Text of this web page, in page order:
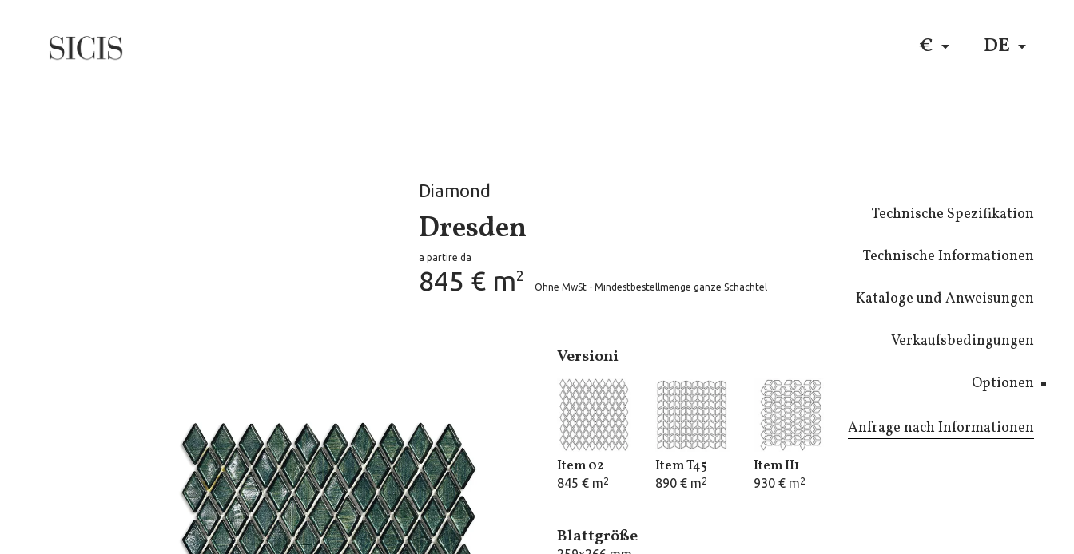
€
$ DE
RU
Technische Spezifikation
Technische Informationen
Kataloge und Anweisungen
Verkaufsbedingungen
Optionen
Anfrage nach Informationen
Diamond
Dresden
a partire da
845 € m2
Ohne MwSt - Mindestbestellmenge ganze Schachtel
Versioni
Item 02
845 € m2
Item T45
890 € m2
Item H1
930 € m2
Blattgröße